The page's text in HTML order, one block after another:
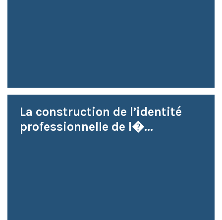
La construction de l’identité
professionnelle de l�...